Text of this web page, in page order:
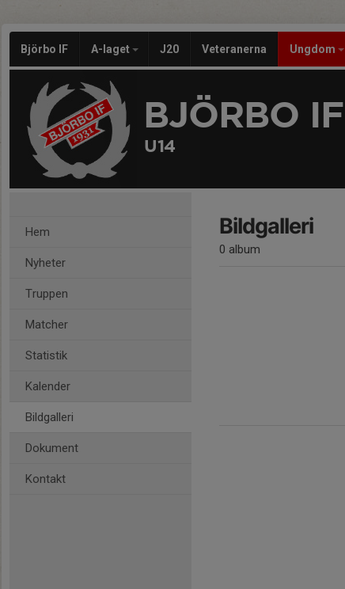
Björbo IF A-laget J20 Veteranerna Ungdom
BJÖRBO IF
U14
Hem
Nyheter
Truppen
Matcher
Statistik
Kalender
Bildgalleri
Dokument
Kontakt
Bildgalleri
0 album